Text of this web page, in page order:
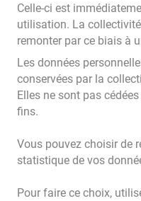
Celle-ci est
utilisation. La
remonter par ce biais à
Les données
conservées par la
Elles ne sont pas
fins.
Vous pouvez choisir de
statistique de vos
Pour faire ce choix,